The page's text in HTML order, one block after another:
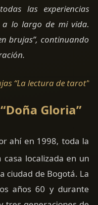
las experiencias
a lo largo de mi vida.
brujas”, continuando
“La lectura de tarot”
Gloria”
ahí en 1998, toda la
localizada en un
ciudad de Bogotá. La
años 60 y durante